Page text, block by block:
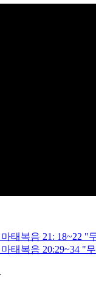
태복음 21: 18~22 "
태복음 20:29~34 "